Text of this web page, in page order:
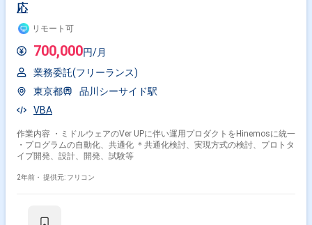
応
リモート可
700,000円/月
業務委託(フリーランス)
東京都
品川シーサイド駅
VBA
作業内容 ・ミドルウェアのVer UPに伴い運用プロダクトをHinemosに統一
・プログラムの自動化、共通化 ＊共通化検討、実現方式の検討、プロトタ
イプ開発、設計、開発、試験等
2年前・ 提供元: フリコン